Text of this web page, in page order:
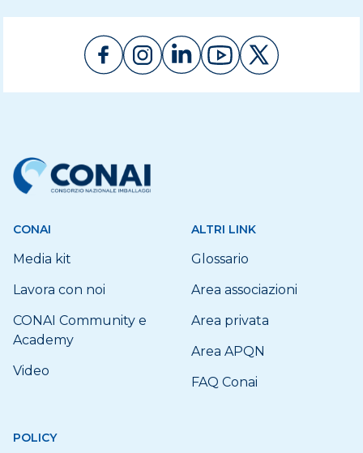
CONAI
Media kit
Lavora con noi
CONAI Community e
Academy
Video
ALTRI LINK
Glossario
Area associazioni
Area privata
Area APQN
FAQ Conai
POLICY